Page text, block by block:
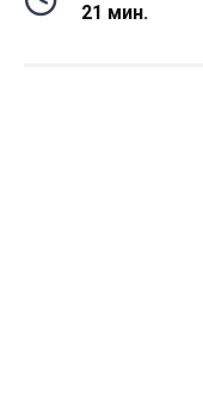
21 мин.